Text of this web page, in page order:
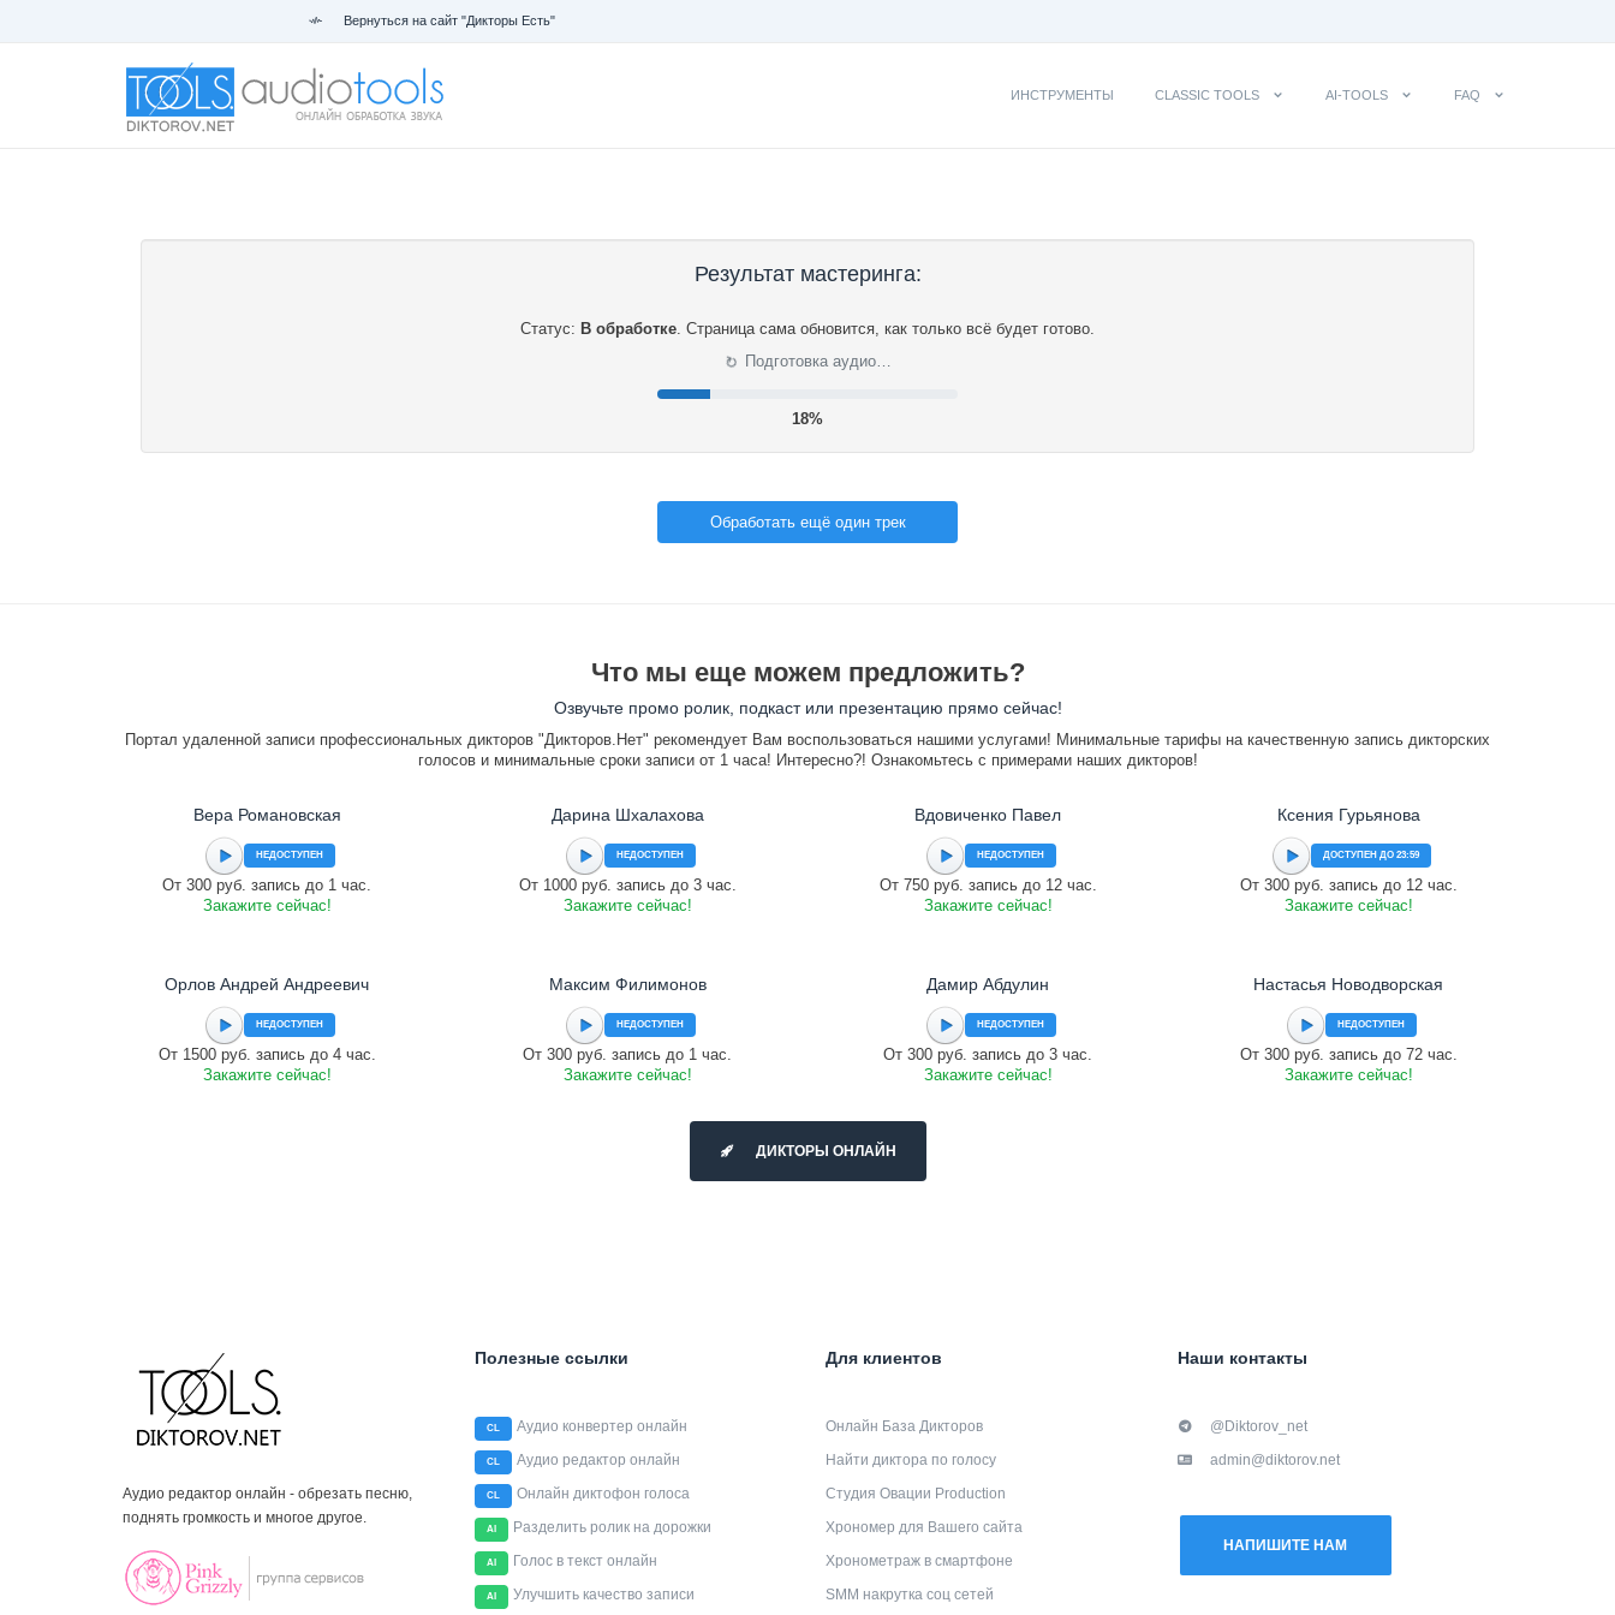
Вернуться на сайт "Дикторы Есть"
ИНСТРУМЕНТЫ CLASSIC TOOLS AI-TOOLS FAQ
Результат мастеринга:
Статус: В обработке. Страница сама обновится, как только всё будет готово.
⟳ Подготовка аудио…
18%
Обработать ещё один трек
Что мы еще можем предложить?
Озвучьте промо ролик, подкаст или презентацию прямо сейчас!
Портал удаленной записи профессиональных дикторов "Дикторов.Нет" рекомендует Вам воспользоваться нашими услугами! Минимальные тарифы на качественную запись дикторских
голосов и минимальные сроки записи от 1 часа! Интересно?! Ознакомьтесь с примерами наших дикторов!
Вера Романовская
НЕДОСТУПЕН
От 300 руб. запись до 1 час.
Закажите сейчас!
Дарина Шхалахова
НЕДОСТУПЕН
От 1000 руб. запись до 3 час.
Закажите сейчас!
Вдовиченко Павел
НЕДОСТУПЕН
От 750 руб. запись до 12 час.
Закажите сейчас!
Ксения Гурьянова
ДОСТУПЕН ДО 23:59
От 300 руб. запись до 12 час.
Закажите сейчас!
Орлов Андрей Андреевич
НЕДОСТУПЕН
От 1500 руб. запись до 4 час.
Закажите сейчас!
Максим Филимонов
НЕДОСТУПЕН
От 300 руб. запись до 1 час.
Закажите сейчас!
Дамир Абдулин
НЕДОСТУПЕН
От 300 руб. запись до 3 час.
Закажите сейчас!
Настасья Новодворская
НЕДОСТУПЕН
От 300 руб. запись до 72 час.
Закажите сейчас!
ДИКТОРЫ ОНЛАЙН
Аудио редактор онлайн - обрезать песню,
поднять громкость и многое другое.
Полезные ссылки
CL Аудио конвертер онлайн
CL Аудио редактор онлайн
CL Онлайн диктофон голоса
AI Разделить ролик на дорожки
AI Голос в текст онлайн
AI Улучшить качество записи
Для клиентов
Онлайн База Дикторов
Найти диктора по голосу
Студия Овации Production
Хрономер для Вашего сайта
Хронометраж в смартфоне
SMM накрутка соц сетей
Наши контакты
@Diktorov_net
admin@diktorov.net
НАПИШИТЕ НАМ